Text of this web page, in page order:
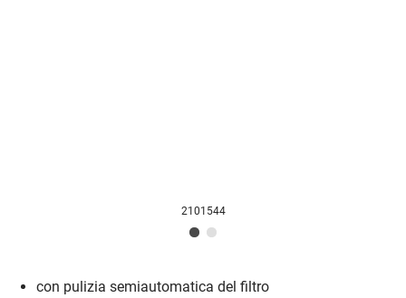
2101544
con pulizia semiautomatica del filtro